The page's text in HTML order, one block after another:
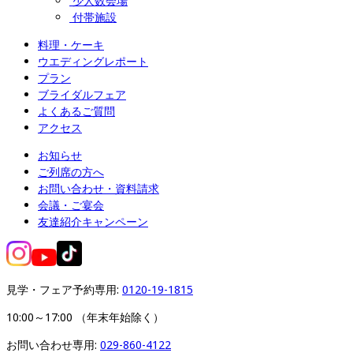
付帯施設
料理・ケーキ
ウエディングレポート
プラン
ブライダルフェア
よくあるご質問
アクセス
お知らせ
ご列席の方へ
お問い合わせ・資料請求
会議・ご宴会
友達紹介キャンペーン
見学・フェア予約専用: 0120-19-1815
10:00～17:00 （年末年始除く）
お問い合わせ専用: 029-860-4122